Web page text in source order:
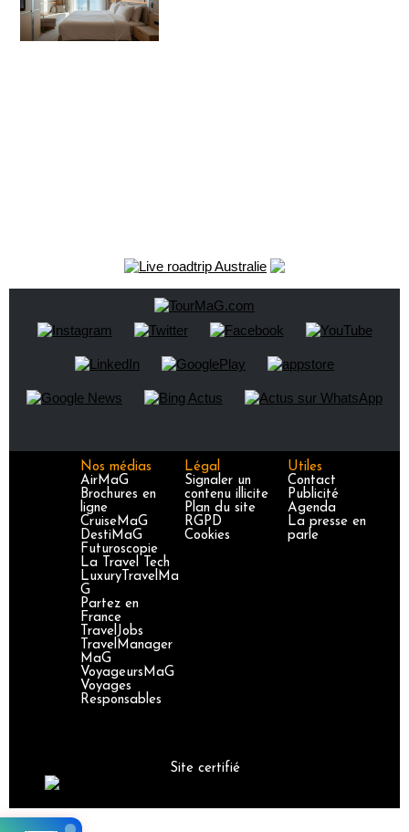
Nos médias
AirMaG
Brochures en
ligne
CruiseMaG
DestiMaG
Futuroscopie
La Travel Tech
LuxuryTravelMa
G
Partez en
France
TravelJobs
TravelManager
MaG
VoyageursMaG
Voyages
Responsables
Légal
Signaler un
contenu illicite
Plan du site
RGPD
Cookies
Utiles
Contact
Publicité
Agenda
La presse en
parle
Site certifié